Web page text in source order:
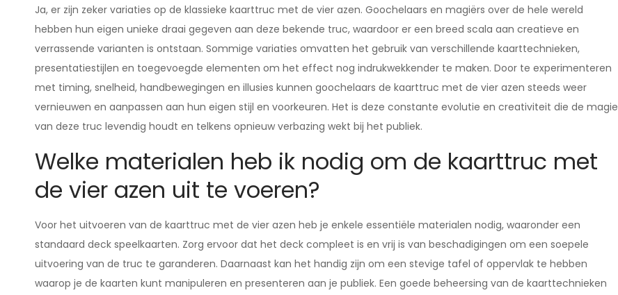
Ja, er zijn zeker variaties op de klassieke kaarttruc met de vier azen. Goochelaars en magiërs over de hele wereld
hebben hun eigen unieke draai gegeven aan deze bekende truc, waardoor er een breed scala aan creatieve en
verrassende varianten is ontstaan. Sommige variaties omvatten het gebruik van verschillende kaarttechnieken,
presentatiestijlen en toegevoegde elementen om het effect nog indrukwekkender te maken. Door te experimenteren
met timing, snelheid, handbewegingen en illusies kunnen goochelaars de kaarttruc met de vier azen steeds weer
vernieuwen en aanpassen aan hun eigen stijl en voorkeuren. Het is deze constante evolutie en creativiteit die de magie
van deze truc levendig houdt en telkens opnieuw verbazing wekt bij het publiek.
Welke materialen heb ik nodig om de kaarttruc met
de vier azen uit te voeren?
Voor het uitvoeren van de kaarttruc met de vier azen heb je enkele essentiële materialen nodig, waaronder een
standaard deck speelkaarten. Zorg ervoor dat het deck compleet is en vrij is van beschadigingen om een soepele
uitvoering van de truc te garanderen. Daarnaast kan het handig zijn om een stevige tafel of oppervlak te hebben
waarop je de kaarten kunt manipuleren en presenteren aan je publiek. Een goede beheersing van de kaarttechnieken